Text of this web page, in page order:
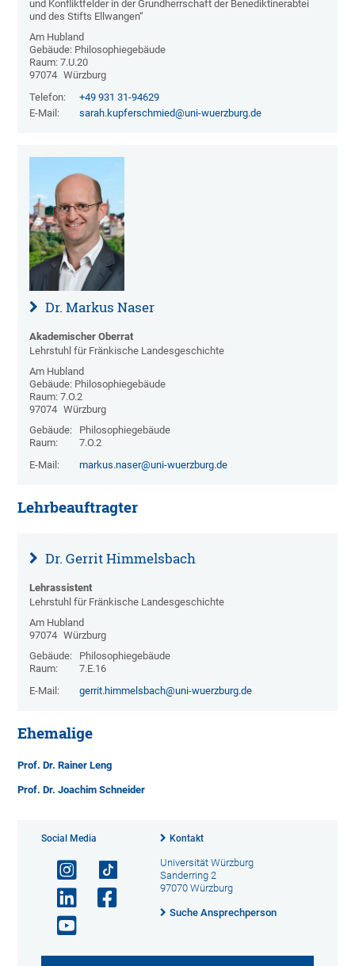
und Konfliktfelder in der Grundherrschaft der Benediktinerabtei
und des Stifts Ellwangen“
Am Hubland
Gebäude: Philosophiegebäude
Raum: 7.U.20
97074 Würzburg
Telefon:
+49 931 31-94629
E-Mail:
sarah.kupferschmied@uni-wuerzburg.de
Dr. Markus Naser
Akademischer Oberrat
Lehrstuhl für Fränkische Landesgeschichte
Am Hubland
Gebäude: Philosophiegebäude
Raum: 7.O.2
97074 Würzburg
Gebäude:
Philosophiegebäude
Raum:
7.O.2
E-Mail:
markus.naser@uni-wuerzburg.de
Lehrbeauftragter
Dr. Gerrit Himmelsbach
Lehrassistent
Lehrstuhl für Fränkische Landesgeschichte
Am Hubland
97074 Würzburg
Gebäude:
Philosophiegebäude
Raum:
7.E.16
E-Mail:
gerrit.himmelsbach@uni-wuerzburg.de
Ehemalige
Prof. Dr. Rainer Leng
Prof. Dr. Joachim Schneider
Social Media Kontakt
Universität Würzburg
Sanderring 2
97070 Würzburg
Suche Ansprechperson